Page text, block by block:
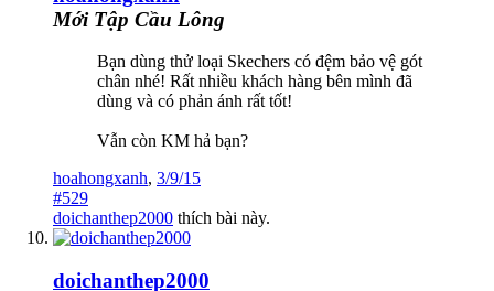
Mới Tập Cầu Lông
Bạn dùng thử loại Skechers có đệm bảo vệ gót
chân nhé! Rất nhiều khách hàng bên mình đã
dùng và có phản ánh rất tốt!
Vẫn còn KM hả bạn?
hoahongxanh, 3/9/15
#529
doichanthep2000 thích bài này.
doichanthep2000